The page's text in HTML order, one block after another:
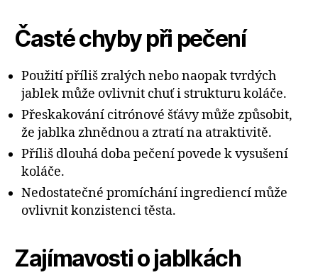
Časté chyby při pečení
Použití příliš zralých nebo naopak tvrdých
jablek může ovlivnit chuť i strukturu koláče.
Přeskakování citrónové šťávy může způsobit,
že jablka zhnědnou a ztratí na atraktivitě.
Příliš dlouhá doba pečení povede k vysušení
koláče.
Nedostatečné promíchání ingrediencí může
ovlivnit konzistenci těsta.
Zajímavosti o jablkách